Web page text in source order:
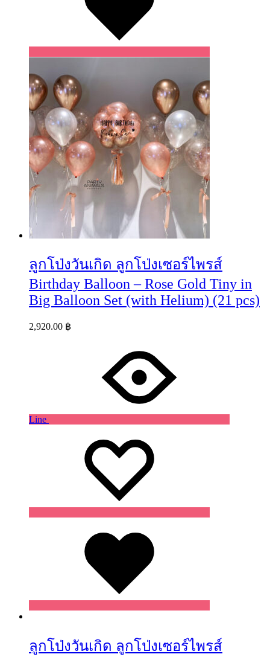
ลูกโป่งวันเกิด ลูกโป่งเซอร์ไพรส์
Birthday Balloon – Rose Gold Tiny in
Big Balloon Set (with Helium) (21 pcs)
2,920.00 ฿
Line
ลูกโป่งวันเกิด ลูกโป่งเซอร์ไพรส์